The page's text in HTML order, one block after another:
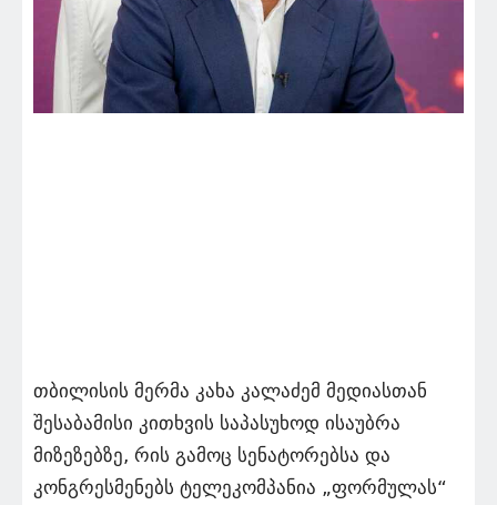
თბილისის მერმა კახა კალაძემ მედიასთან
შესაბამისი კითხვის საპასუხოდ ისაუბრა
მიზეზებზე, რის გამოც სენატორებსა და
კონგრესმენებს ტელეკომპანია „ფორმულას“